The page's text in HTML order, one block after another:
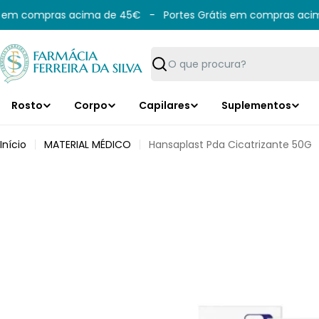
para
conteúdo
compras acima de 45€ - Portes Grátis em compras
Pesquisar
Rosto Corpo Capilares Suplementos
Início MATERIAL MÉDICO Hansaplast Pda Cicatrizante 50G